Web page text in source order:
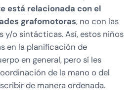
está relacionada con el
grafomotoras, no con las
y/o sintácticas. Así, estos niños
en la planificación de
en general, pero sí les
de la mano o del
de manera ordenada.